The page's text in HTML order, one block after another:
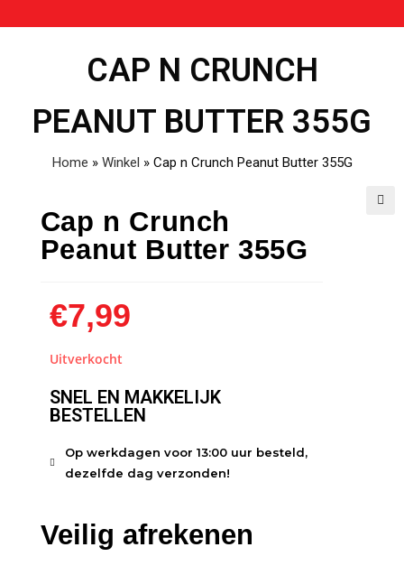
CAP N CRUNCH
PEANUT BUTTER 355G
Home » Winkel » Cap n Crunch Peanut Butter 355G
Cap n Crunch
Peanut Butter 355G
€7,99
Uitverkocht
SNEL EN MAKKELIJK
BESTELLEN
Op werkdagen voor 13:00 uur besteld,
dezelfde dag verzonden!
Veilig afrekenen